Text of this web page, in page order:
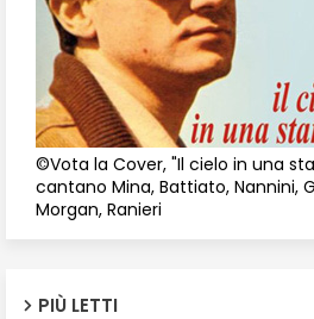
©Vota la Cover, "Il cielo in una
cantano Mina, Battiato, Nannini,
Morgan, Ranieri
PIÙ LETTI